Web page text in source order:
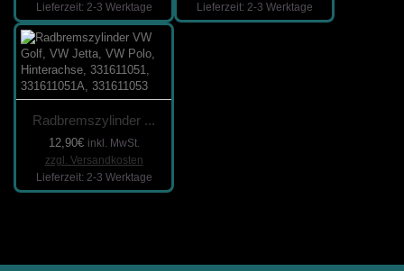
Lieferzeit: 2-3 Werktage
Lieferzeit: 2-3 Werktage
Radbremszylinder ...
12,90€ inkl. MwSt.
zzgl. Versandkosten
Lieferzeit: 2-3 Werktage